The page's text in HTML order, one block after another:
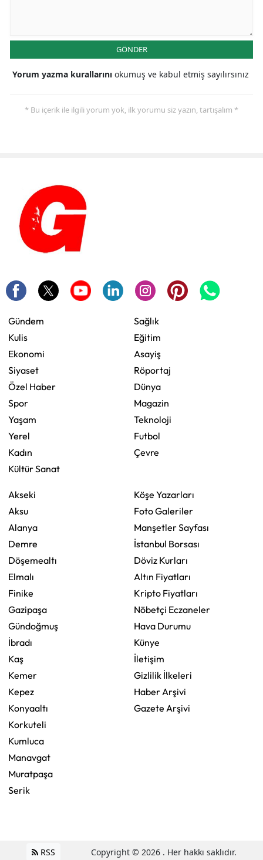
GÖNDER
Yorum yazma kurallarını okumuş ve kabul etmiş sayılırsınız
* Bu içerik ile ilgili yorum yok, ilk yorumu siz yazın, tartışalım *
Gündem
Kulis
Ekonomi
Siyaset
Özel Haber
Spor
Yaşam
Yerel
Kadın
Kültür Sanat
Sağlık
Eğitim
Asayiş
Röportaj
Dünya
Magazin
Teknoloji
Futbol
Çevre
Akseki
Aksu
Alanya
Demre
Döşemealtı
Elmalı
Finike
Gazipaşa
Gündoğmuş
İbradı
Kaş
Kemer
Kepez
Konyaaltı
Korkuteli
Kumluca
Manavgat
Muratpaşa
Serik
Köşe Yazarları
Foto Galeriler
Manşetler Sayfası
İstanbul Borsası
Döviz Kurları
Altın Fiyatları
Kripto Fiyatları
Nöbetçi Eczaneler
Hava Durumu
Künye
İletişim
Gizlilik İlkeleri
Haber Arşivi
Gazete Arşivi
RSS Copyright © 2026 . Her hakkı saklıdır.